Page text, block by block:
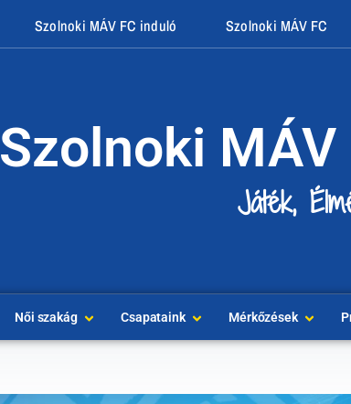
Szolnoki MÁV FC induló Szolnoki MÁV FC
Szolnoki
Játék,
Női szakág Csapataink Mérkőzések